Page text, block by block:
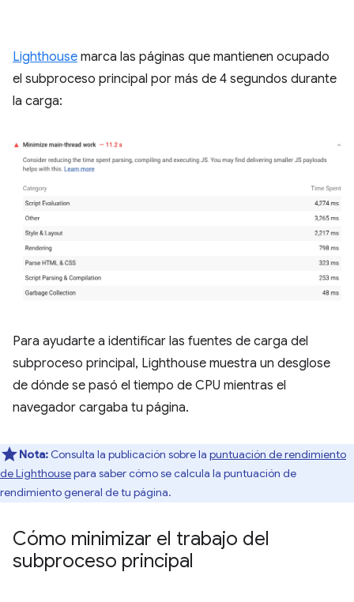
Lighthouse marca las páginas que mantienen ocupado
el subproceso principal por más de 4 segundos durante
la carga:
Para ayudarte a identificar las fuentes de carga del
subproceso principal, Lighthouse muestra un desglose
de dónde se pasó el tiempo de CPU mientras el
navegador cargaba tu página.
Nota: Consulta la publicación sobre la puntuación de rendimiento
de Lighthousepara saber cómo se calcula la puntuación de
rendimiento general de tu página.
Cómo minimizar el trabajo del
subproceso principal